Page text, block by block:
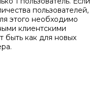
пользователей,
этого необходимо
клиентскими
быть как для новых